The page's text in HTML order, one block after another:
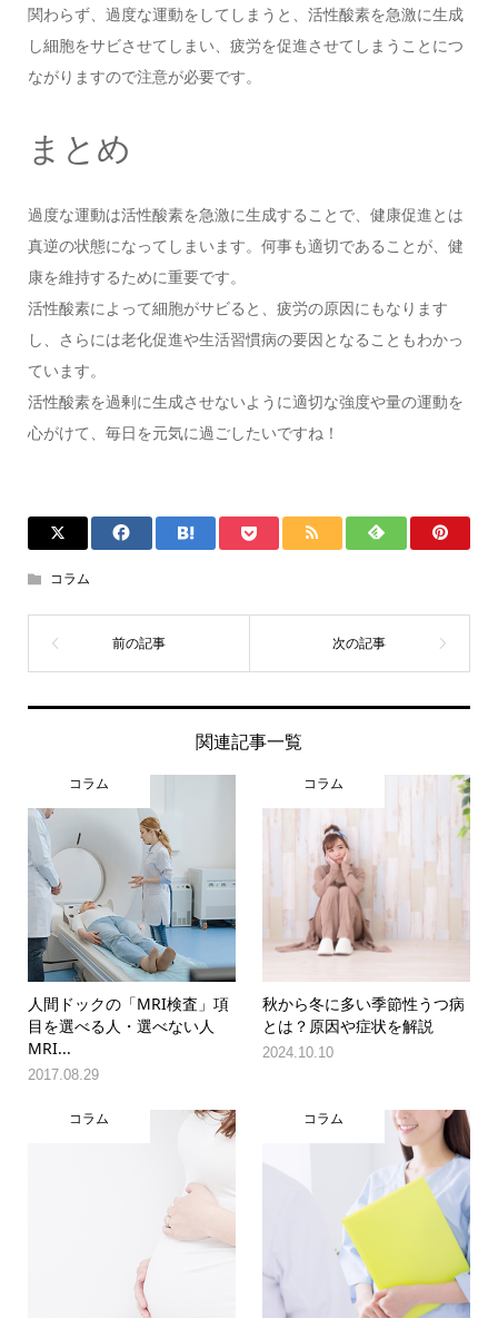
関わらず、過度な運動をしてしまうと、活性酸素を急激に生成
し細胞をサビさせてしまい、疲労を促進させてしまうことにつ
ながりますので注意が必要です。
まとめ
過度な運動は活性酸素を急激に生成することで、健康促進とは
真逆の状態になってしまいます。何事も適切であることが、健
康を維持するために重要です。
活性酸素によって細胞がサビると、疲労の原因にもなります
し、さらには老化促進や生活習慣病の要因となることもわかっ
ています。
活性酸素を過剰に生成させないように適切な強度や量の運動を
心がけて、毎日を元気に過ごしたいですね！
コラム
関連記事一覧
コラム
人間ドックの「MRI検査」項
目を選べる人・選べない人
MRI...
2017.08.29
コラム
秋から冬に多い季節性うつ病
とは？原因や症状を解説
2024.10.10
コラム コラム